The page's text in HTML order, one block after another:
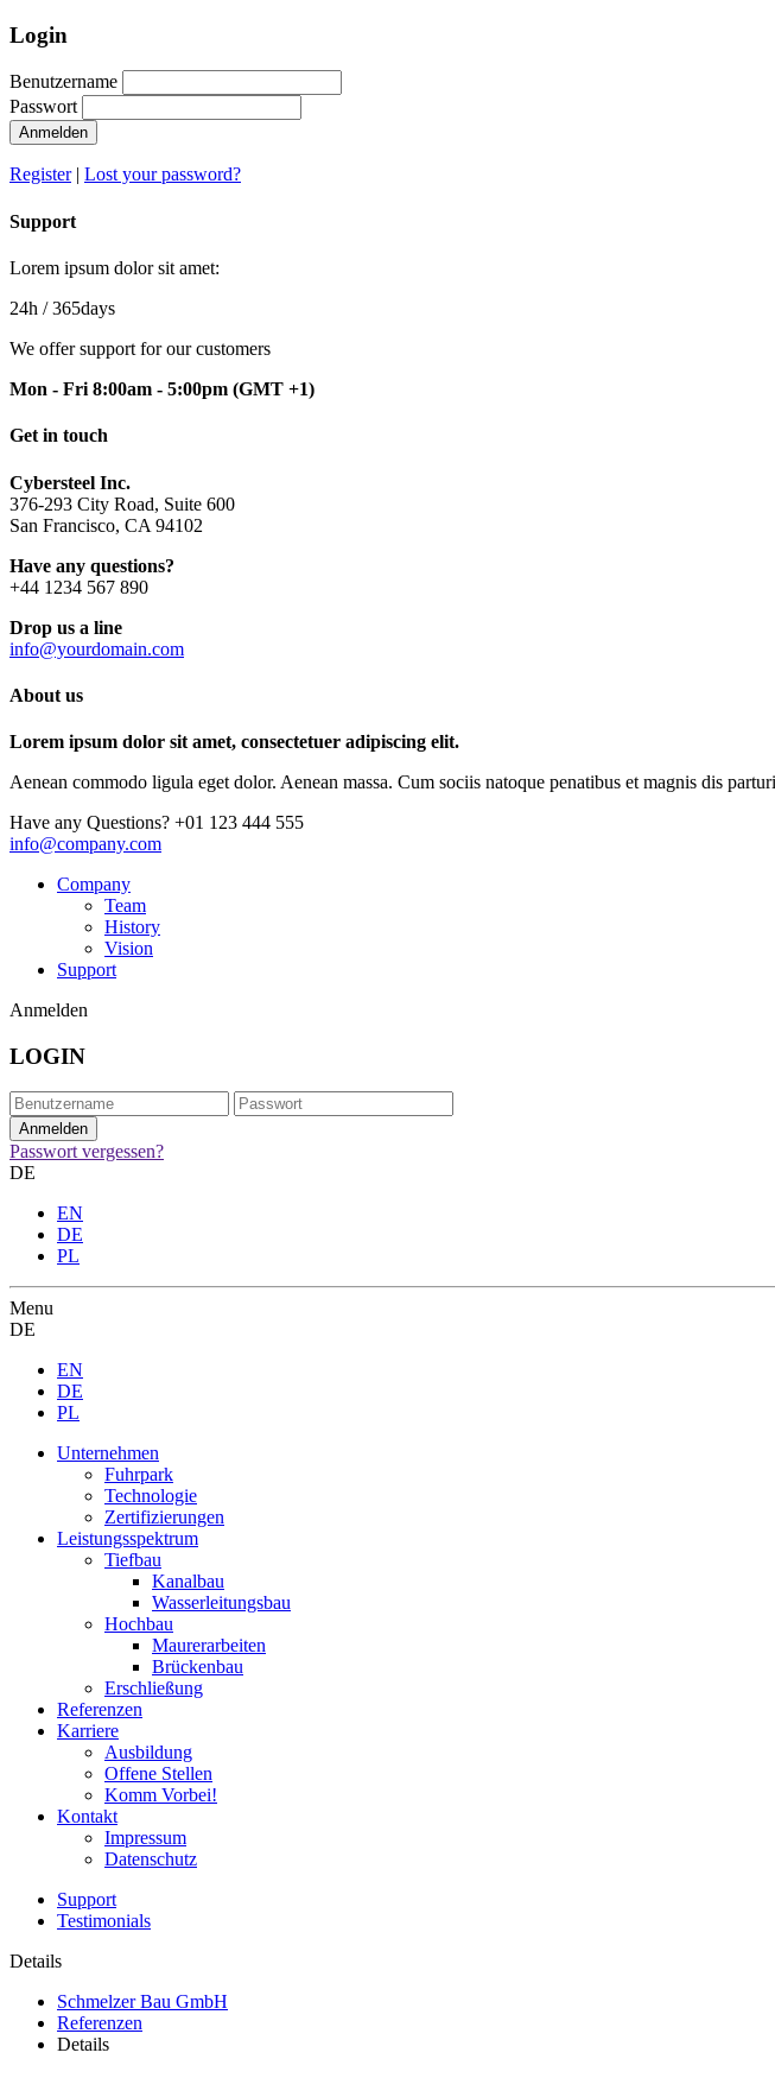
Login
Benutzername
Passwort
Anmelden
Register| Lost your password?
Support
Lorem ipsum dolor sit amet:
24h / 365days
We offer support for our customers
Mon - Fri 8:00am - 5:00pm (GMT +1)
Get in touch
Cybersteel Inc.
376-293 City Road, Suite 600
San Francisco, CA 94102
Have any questions?
+44 1234 567 890
Drop us a line
info@yourdomain.com
About us
Lorem ipsum dolor sit amet, consectetuer adipiscing elit.
Aenean commodo ligula eget dolor. Aenean massa. Cum sociis natoque penatibus et magnis dis
Have any Questions? +01 123 444 555
info@company.com
Company
Team
History
Vision
Support
Anmelden
LOGIN
Passwort vergessen?
DE
EN
DE
PL
Menu
DE
EN
DE
PL
Unternehmen
Fuhrpark
Technologie
Zertifizierungen
Leistungsspektrum
Tiefbau
Kanalbau
Wasserleitungsbau
Hochbau
Maurerarbeiten
Brückenbau
Erschließung
Referenzen
Karriere
Ausbildung
Offene Stellen
Komm Vorbei!
Kontakt
Impressum
Datenschutz
Support
Testimonials
Details
Schmelzer Bau GmbH
Referenzen
Details